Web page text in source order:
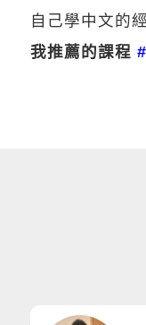
自己學中文的
我推薦的課程